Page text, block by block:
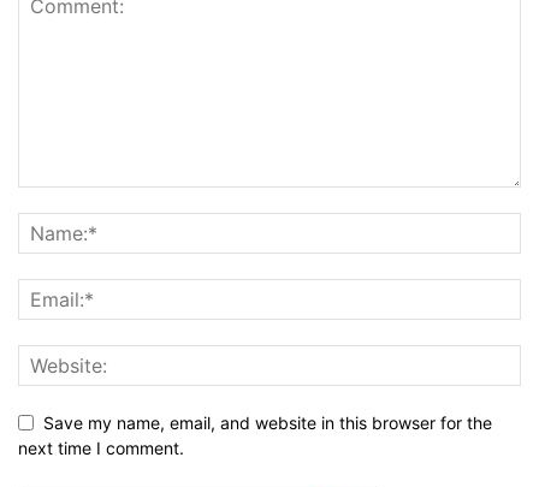
Save my name, email, and website in this browser for the
next time I comment.